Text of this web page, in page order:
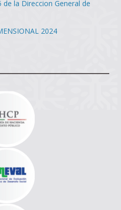
la Direccion General de
2024